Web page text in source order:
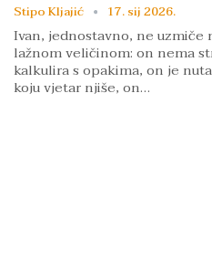
Stipo Kljajić 17. sij 2026.
Ivan, jednostavno, ne
lažnom veličinom: on nema
kalkulira s opakima, on je
koju vjetar njiše, on…